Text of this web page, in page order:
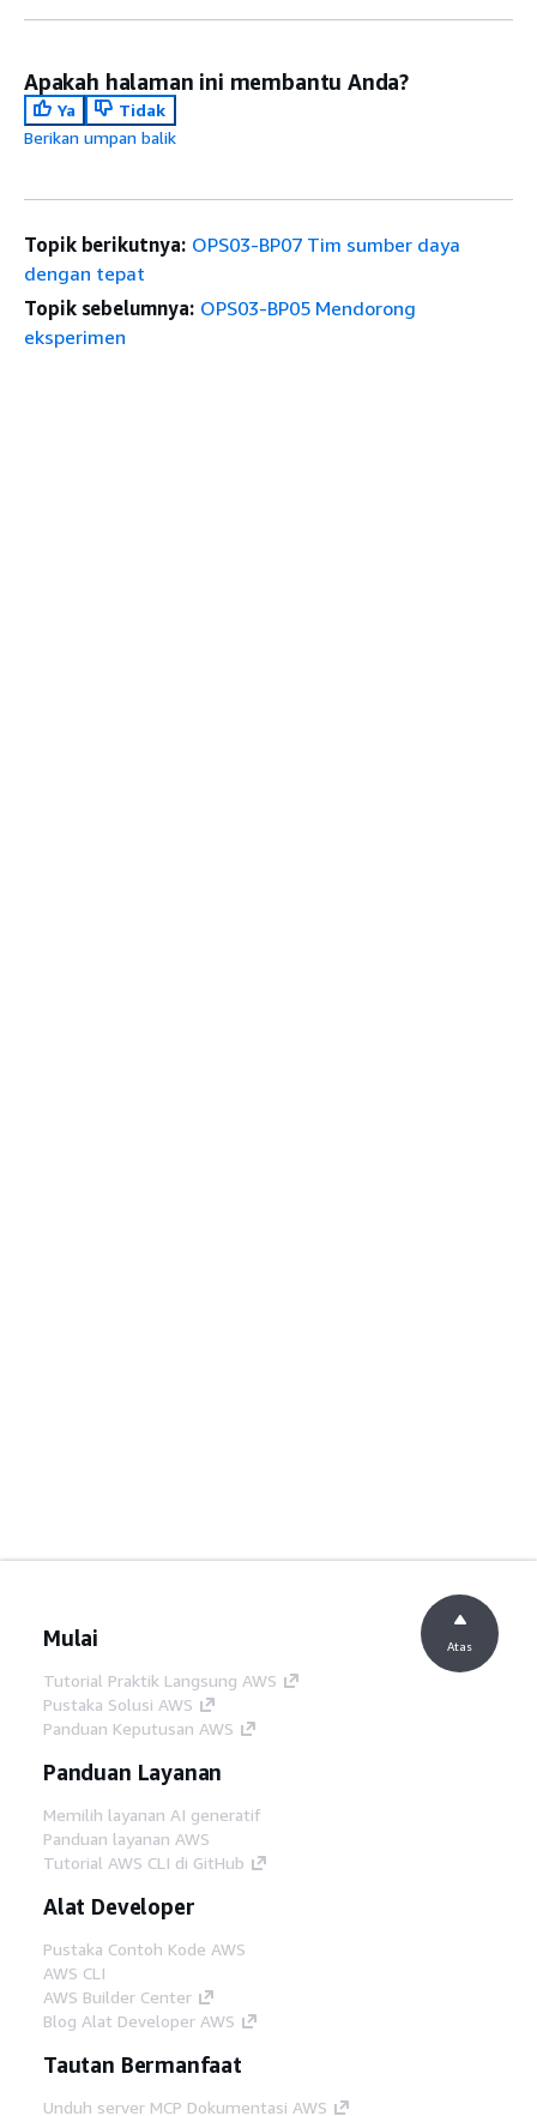
Apakah halaman ini membantu Anda?
Ya
Tidak
Berikan umpan balik
Topik berikutnya: OPS03-BP07 Tim sumber daya
dengan tepat
Topik sebelumnya: OPS03-BP05 Mendorong
eksperimen
Mulai
Tutorial Praktik Langsung AWS
Pustaka Solusi AWS
Panduan Keputusan AWS
Panduan Layanan
Memilih layanan AI generatif
Panduan layanan AWS
Tutorial AWS CLI di GitHub
Alat Developer
Pustaka Contoh Kode AWS
AWS CLI
AWS Builder Center
Blog Alat Developer AWS
Tautan Bermanfaat
Unduh server MCP Dokumentasi AWS
Atas